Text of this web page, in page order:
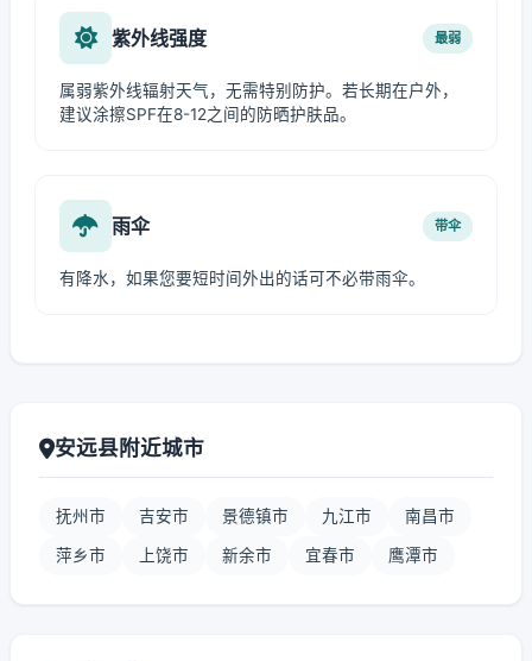
紫外线强度 最弱
属弱紫外线辐射天气，无需特别防护。若长期在户外，
建议涂擦SPF在8-12之间的防晒护肤品。
雨伞 带伞
有降水，如果您要短时间外出的话可不必带雨伞。
安远县附近城市
抚州市 吉安市 景德镇市 九江市 南昌市
萍乡市 上饶市 新余市 宜春市 鹰潭市